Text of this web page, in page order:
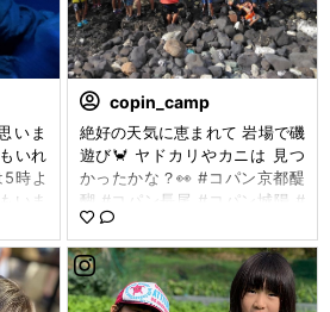
いま
いれ
時よ
いま
ョン
まろ
copin_camp
絶好の天気に恵まれて 岩場で磯
遊び🦀 ヤドカリやカニは 見つ
かったかな？👀 #コパン京都醍
醐 #コパン長尾 #コパン城陽 #
コパンサンタウン #コパン宇治
南 #コパン宇治 #水族館へ泊ま
ろう#コパンキャンプ #コパン